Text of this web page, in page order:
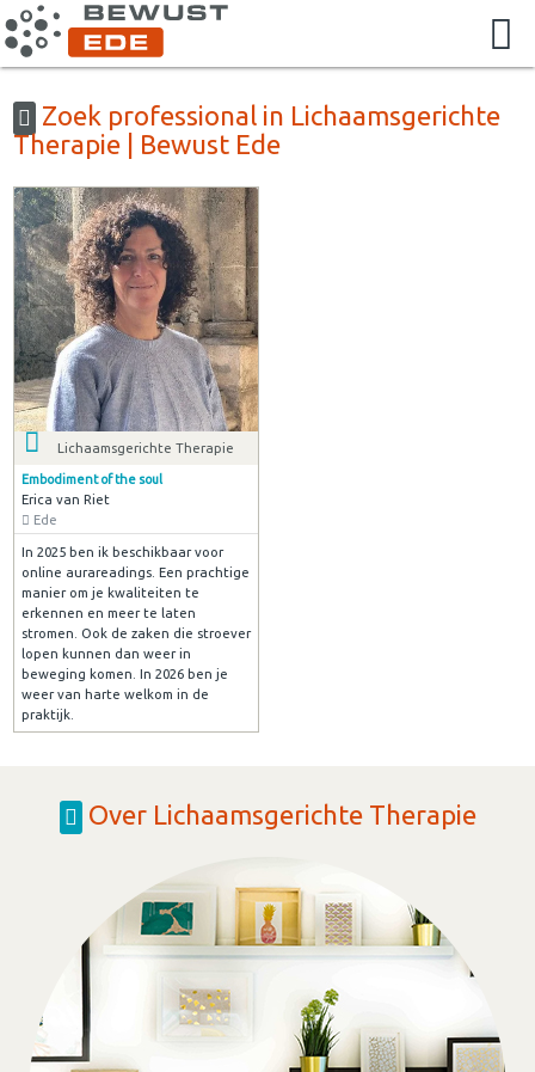
Zoek professional in Lichaamsgerichte
Therapie | Bewust Ede
Lichaamsgerichte Therapie
Embodiment of the soul
Erica van Riet
Ede
In 2025 ben ik beschikbaar voor
online aurareadings. Een prachtige
manier om je kwaliteiten te
erkennen en meer te laten
stromen. Ook de zaken die stroever
lopen kunnen dan weer in
beweging komen. In 2026 ben je
weer van harte welkom in de
praktijk.
Over Lichaamsgerichte Therapie